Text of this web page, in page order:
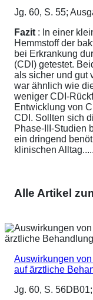
Jg. 60, S. 55;
Fazit : In einer
Hemmstoff der
bei Erkrankung
(CDI) getestet.
als sicher und gut
war ähnlich wie
weniger CDI-
Entwicklung von
CDI. Sollten sich
Phase-III-Studien
ein dringend
klinischen Alltag.....
Alle Artikel
Auswirkungen
auf ärztliche
Jg. 60, S.